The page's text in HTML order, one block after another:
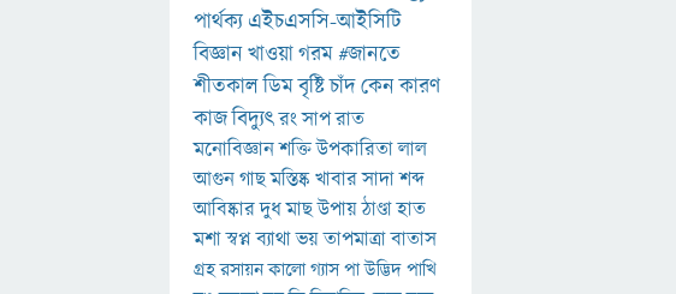
পার্থক্য এইচএসসি-আইসিটি
বিজ্ঞানখাওয়াগরম#জানতে
শীতকালডিমবৃষ্টিচাঁদকেনকারণ
কাজবিদ্যুৎরংসাপরাত
মনোবিজ্ঞানশক্তিউপকারিতালাল
আগুনগাছমস্তিষ্কখাবারসাদাশব্দ
আবিষ্কারদুধমাছউপায়ঠাণ্ডাহাত
মশাস্বপ্নব্যাথাভয়তাপমাত্রাবাতাস
গ্রহরসায়নকালোগ্যাসপাউদ্ভিদপাখি